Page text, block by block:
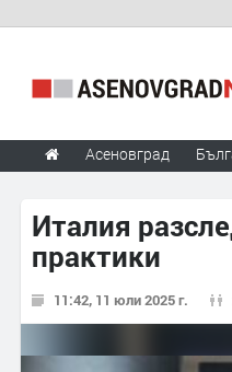
Асеновград
Италия
практики
11:42, 11 юли 2025 г.